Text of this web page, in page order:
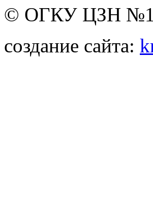
© ОГКУ ЦЗН №1
создание сайта: